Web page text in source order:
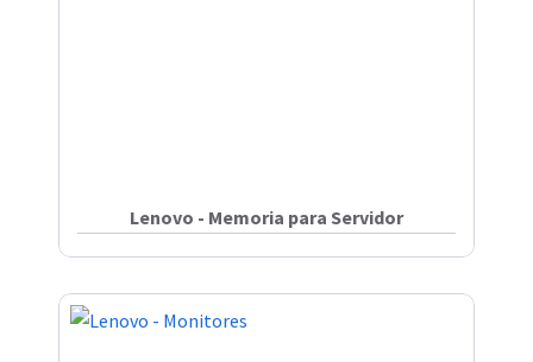
Lenovo - Memoria para Servidor